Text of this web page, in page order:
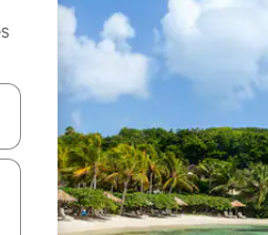
le haut et vers le bas pour les